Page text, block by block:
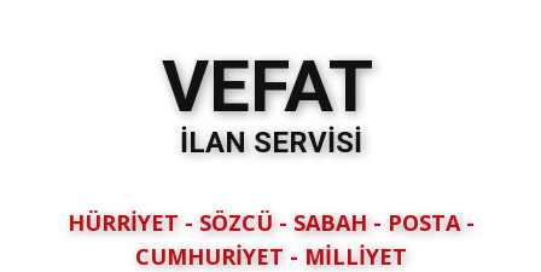
VEFAT
İLAN SERVİSİ
HÜRRİYET - SÖZCÜ - SABAH - POSTA -
CUMHURİYET - MİLLİYET